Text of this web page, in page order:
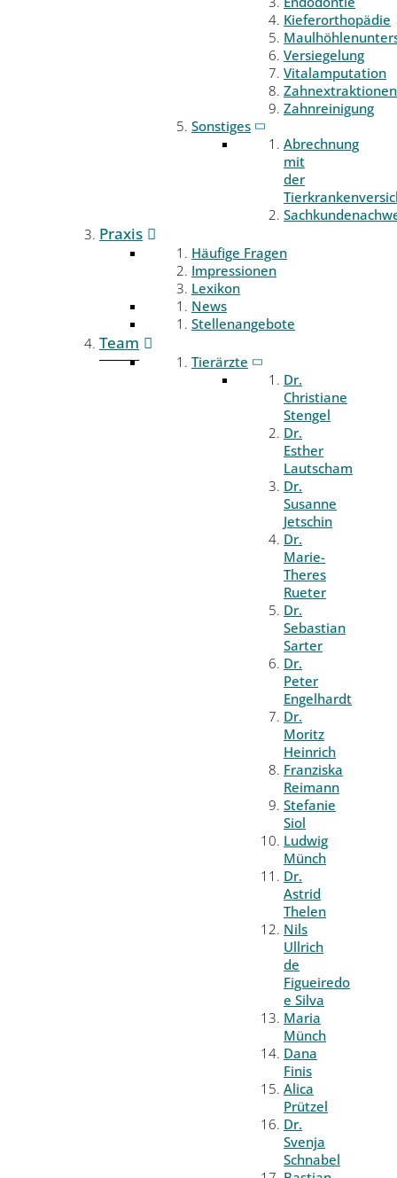
Kieferorthopädie
Versiegelung
Vitalamputation
Zahnextraktionen
Zahnreinigung
Sonstiges
Abrechnung
mit
der
Praxis
Häufige Fragen
Impressionen
Lexikon
News
Stellenangebote
Team
Tierärzte
Dr.
Christiane
Stengel
Dr.
Esther
Lautscham
Dr.
Susanne
Jetschin
Dr.
Marie-
Theres
Rueter
Dr.
Sebastian
Sarter
Dr.
Peter
Engelhardt
Dr.
Moritz
Heinrich
Franziska
Reimann
Stefanie
Siol
Ludwig
Münch
Dr.
Astrid
Thelen
Nils
Ullrich
de
Figueiredo
e Silva
Maria
Münch
Dana
Finis
Alica
Prützel
Dr.
Svenja
Schnabel